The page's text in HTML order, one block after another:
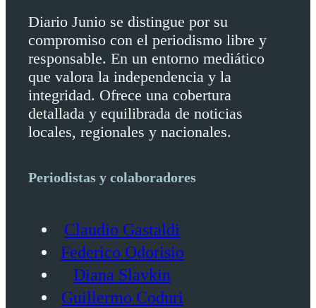
Diario Junio se distingue por su
compromiso con el periodismo libre y
responsable. En un entorno mediático
que valora la independencia y la
integridad. Ofrece una cobertura
detallada y equilibrada de noticias
locales, regionales y nacionales.
Periodistas y colaboradores
Claudio Gastaldi
Federico Odorisio
Diana Slavkin
Guillermo Coduri